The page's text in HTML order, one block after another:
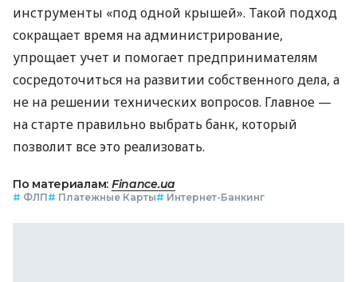
инструменты «под одной крышей». Такой подход
сокращает время на администрирование,
упрощает учет и помогает предпринимателям
сосредоточиться на развитии собственного дела, а
не на решении технических вопросов. Главное —
на старте правильно выбрать банк, который
позволит все это реализовать.
По материалам: Finance.ua
# ФЛП# Платежные Карты# Интернет-Банкинг